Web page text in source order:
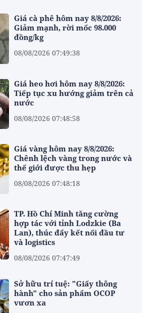
Giá cà phê hôm nay 8/8/2026:
Giảm mạnh, rời mốc 98.000
đồng/kg
08/08/2026 07:49:38
Giá heo hơi hôm nay 8/8/2026:
Tiếp tục xu hướng giảm trên cả
nước
08/08/2026 07:48:58
Giá vàng hôm nay 8/8/2026:
Chênh lệch vàng trong nước và
thế giới được thu hẹp
08/08/2026 07:48:18
TP. Hồ Chí Minh tăng cường
hợp tác với tỉnh Lodzkie (Ba
Lan), thúc đẩy kết nối đầu tư
và logistics
08/08/2026 07:47:49
Sở hữu trí tuệ: "Giấy thông
hành" cho sản phẩm OCOP
vươn xa